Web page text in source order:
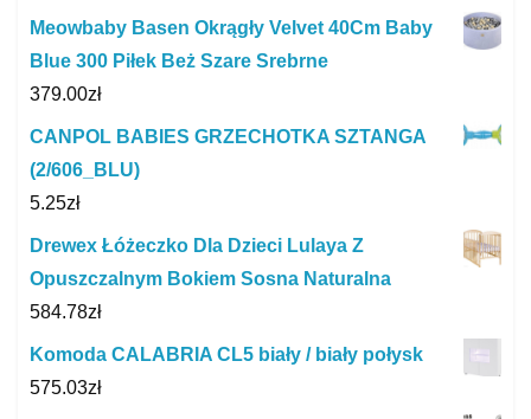
Meowbaby Basen Okrągły Velvet 40Cm Baby
Blue 300 Piłek Beż Szare Srebrne
379.00zł
CANPOL BABIES GRZECHOTKA SZTANGA
(2/606_BLU)
5.25zł
Drewex Łóżeczko Dla Dzieci Lulaya Z
Opuszczalnym Bokiem Sosna Naturalna
584.78zł
Komoda CALABRIA CL5 biały / biały połysk
575.03zł